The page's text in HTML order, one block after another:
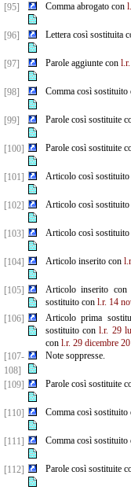
[95] Comma abrogato con
[96] Lettera così sostituita
[97] Parole aggiunte con
[98] Comma così sostituito
[99] Parole così sostituite
[100] Parole così sostituite
[101] Articolo così sostituito
[102] Articolo così sostituito
[103] Articolo così sostituito
[104] Articolo inserito con
[105] Articolo inserito con
sostituito con l.r. 14
[106]
Articolo prima
sostituito conl.r. 29
con l.r. 29 dicembre
[107-
108]
Note soppresse.
[109] Parole così sostituite
[110] Comma così sostituito
[111] Comma così sostituito
[112] Parole così sostituite